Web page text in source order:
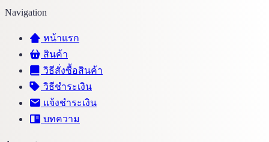
Navigation
หน้าแรก
สินค้า
วิธีสั่งซื้อสินค้า
วิธีชำระเงิน
แจ้งชำระเงิน
บทความ